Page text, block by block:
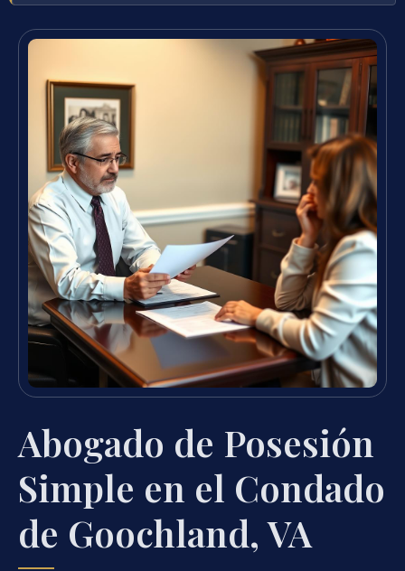
Abogado de Posesión
Simple en el Condado
de Goochland, VA